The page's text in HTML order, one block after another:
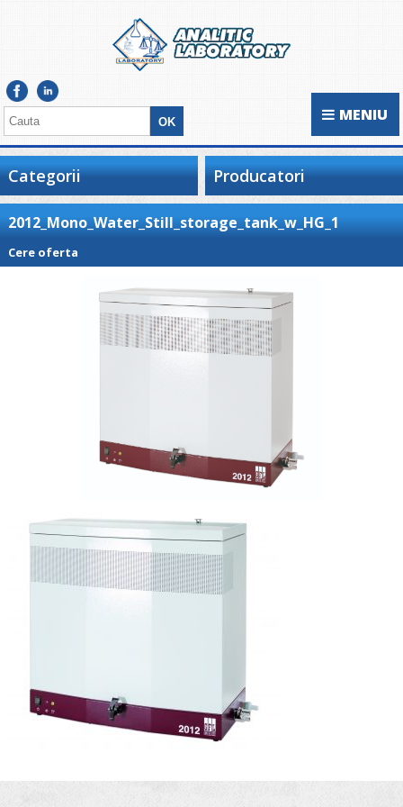
MENIU
Categorii Producatori
2012_Mono_Water_Still_storage_tank_w_HG_1
Cere oferta